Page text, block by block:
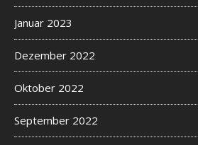
Januar 2023
Dezember 2022
Oktober 2022
September 2022